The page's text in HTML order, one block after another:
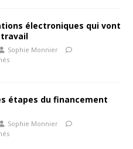
électroniques qui vont
Sophie Monnier
étapes du financement
Sophie Monnier